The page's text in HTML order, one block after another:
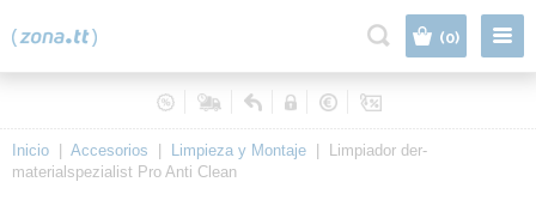
(0)
Inicio Accesorios Limpieza y Montaje
Limpiador der-
materialspezialist Pro Anti Clean